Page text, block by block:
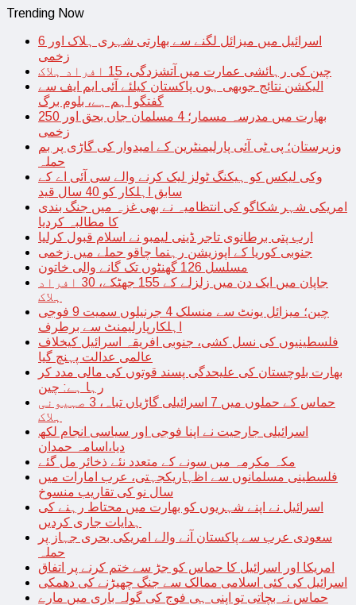
Trending Now
اسرائیل میں میزائل لگنے سے بھارتی شہری ہلاک اور 6
زخمی
چین کی رہائشی عمارت میں آتشزدگی، 15 افراد ہلاک
الیکشن نتائج جوبھی ہوں پاکستان کیلئے آئی ایم ایف سے
گفتگو اہم ہے، بلوم برگ
بھارت میں مدرسہ مسمار؛ 4 مسلمان جاں بحق اور 250
زخمی
وزیرستان؛ پی ٹی آئی پارلیمنٹرین کے امیدوار کی گاڑی پر بم
حملہ
وکی لیکس کو ہیکنگ ٹولز لیک کرنے والے سی آئی اے کے
سابق اہلکار کو 40 سال قید
امریکی شہر شکاگو کی انتظامیہ نے بھی غزہ میں جنگ بندی
کا مطالبہ کردیا
ارب پتی برطانوی تاجر ڈینی لیمبو نے اسلام قبول کرلیا
جنوبی کوریا کے اپوزیشن رہنما چاقو حملے میں زخمی
مسلسل 126 گھنٹوں تک گانے والی خاتون
جاپان میں ایک دن میں زلزلے کے 155 جھٹکے، 30 افراد
ہلاک
چین؛ میزائل یونٹ سے منسلک 4 جرنیلوں سمیت 9 فوجی
اہلکارپارلیمنٹ سے برطرف
فلسطینیوں کی نسل کشی، جنوبی افریقہ اسرائیل کیخلاف
عالمی عدالت پہنچ گیا
بھارت بلوچستان کی علیحدگی پسند قوتوں کی مالی مدد کر
رہا ہے: چین
حماس کے حملوں میں 7 اسرائیلی گاڑیاں تباہ، 3 صہیونی
ہلاک
اسرائیلی جارحیت نے اپنا فوجی اور سیاسی انجام لکھ
دیا،اسامہ حمدان
مکہ مکرمہ میں سونے کے متعدد نئے ذخائر مل گئے
فلسطینی مسلمانوں سے اظہاریکجہتی، عرب امارات میں
سال نو کی تقاریب منسوخ
اسرائیل نے اپنے شہریوں کو بھارت میں محتاط رہنے کی
ہدایات جاری کردیں
سعودی عرب سے پاکستان آنے والے امریکی بحری جہاز پر
حملہ
امریکا اور اسرائیل کا حماس کو جڑ سے ختم کرنے پر اتفاق
اسرائیل کی کئی اسلامی ممالک سے جنگ چھیڑنے کی دھمکی
حماس نہ بچاتی تو اپنی ہی فوج کی گولہ باری میں مارے